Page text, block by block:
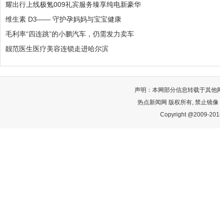
耀出行上线极氪009礼宾服务臻享纯电新豪华
维生素 D3—— 守护孕妈妈与宝宝健康
毛利率“四连跳”的小鹏汽车，仍需发力卖车
靓范医生医疗美容连锁走进哈尔滨
声明：本网部分信息转载于其他
热点新闻网 版权所有, 禁止镜
Copyright @2009-